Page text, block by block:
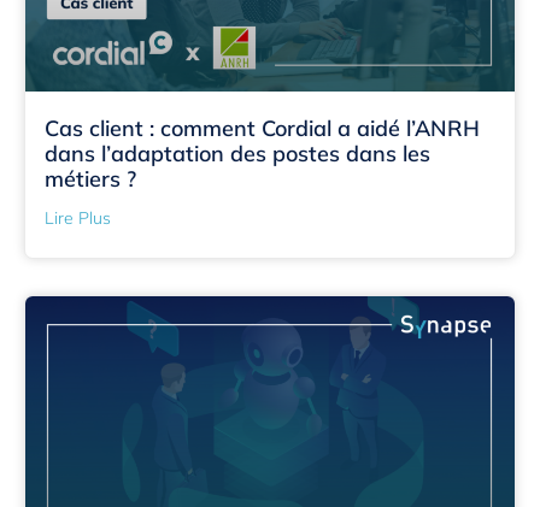
Cas client : comment Cordial a aidé l’ANRH
dans l’adaptation des postes dans les
métiers ?
Lire Plus